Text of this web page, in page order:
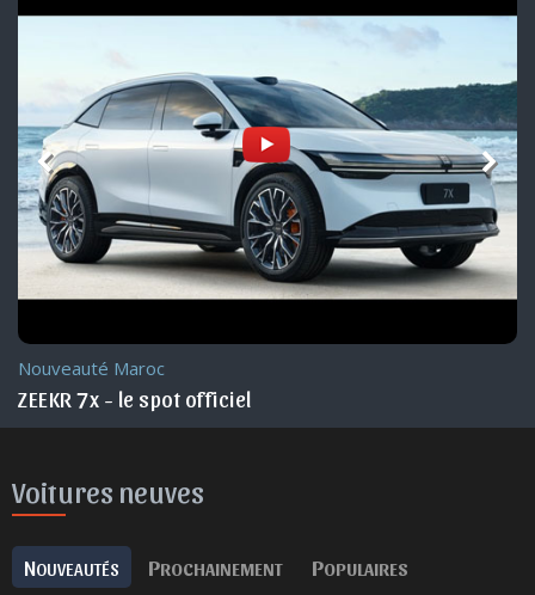
Nouveauté Maroc
ZEEKR 7x - le spot officiel
Voitures neuves
NOUVEAUTÉS PROCHAINEMENT POPULAIRES